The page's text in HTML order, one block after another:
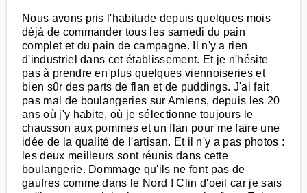
Nous avons pris l'habitude depuis quelques mois
déjà de commander tous les samedi du pain
complet et du pain de campagne. Il n'y a rien
d'industriel dans cet établissement. Et je n'hésite
pas à prendre en plus quelques viennoiseries et
bien sûr des parts de flan et de puddings. J'ai fait
pas mal de boulangeries sur Amiens, depuis les 20
ans où j'y habite, où je sélectionne toujours le
chausson aux pommes et un flan pour me faire une
idée de la qualité de l'artisan. Et il n'y a pas photos :
les deux meilleurs sont réunis dans cette
boulangerie. Dommage qu'ils ne font pas de
gaufres comme dans le Nord ! Clin d'oeil car je sais